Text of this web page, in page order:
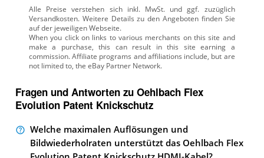
Alle Preise verstehen sich inkl. MwSt. und ggf. zuzüglich
Versandkosten. Weitere Details zu den Angeboten finden Sie
auf der jeweiligen Webseite.
Fragen und Antworten zu Oehlbach Flex
Evolution Patent Knickschutz
Welche maximalen Auflösungen und
Bildwiederholraten unterstützt das Oehlbach Flex